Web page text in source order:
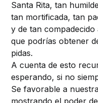
Santa Rita, tan
tan mortificada, tan
y de tan
que podrías obtener
pidas.
A cuenta de esto
esperando, si no
Se favorable a